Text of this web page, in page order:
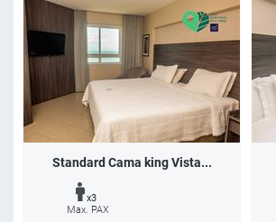
Standard Cama king Vista...
x3
Max. PAX